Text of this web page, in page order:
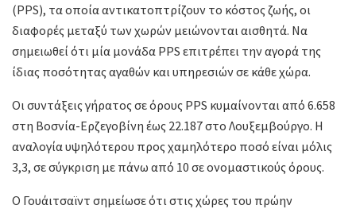
(PPS), τα οποία αντικατοπτρίζουν το κόστος ζωής, οι
διαφορές μεταξύ των χωρών μειώνονται αισθητά. Να
σημειωθεί ότι μία μονάδα PPS επιτρέπει την αγορά της
ίδιας ποσότητας αγαθών και υπηρεσιών σε κάθε χώρα.
Οι συντάξεις γήρατος σε όρους PPS κυμαίνονται από 6.658
στη Βοσνία-Ερζεγοβίνη έως 22.187 στο Λουξεμβούργο. Η
αναλογία υψηλότερου προς χαμηλότερο ποσό είναι μόλις
3,3, σε σύγκριση με πάνω από 10 σε ονομαστικούς όρους.
Ο Γουάιτσαϊντ σημείωσε ότι στις χώρες του πρώην